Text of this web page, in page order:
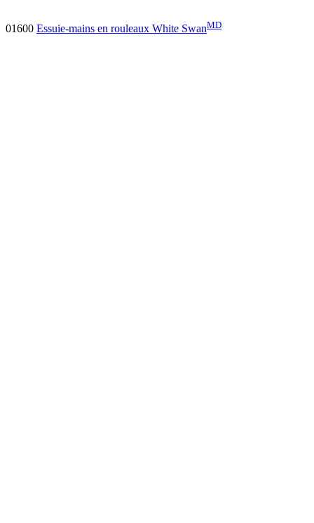
01600 Essuie-mains en rouleaux White SwanMD